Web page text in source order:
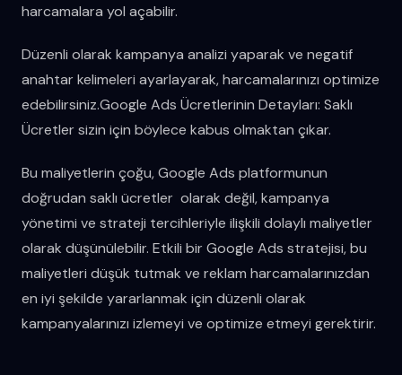
harcamalara yol açabilir.
Düzenli olarak kampanya analizi yaparak ve negatif
anahtar kelimeleri ayarlayarak, harcamalarınızı optimize
edebilirsiniz.Google Ads Ücretlerinin Detayları: Saklı
Ücretler sizin için böylece kabus olmaktan çıkar.
Bu maliyetlerin çoğu, Google Ads platformunun
doğrudan saklı ücretler olarak değil, kampanya
yönetimi ve strateji tercihleriyle ilişkili dolaylı maliyetler
olarak düşünülebilir. Etkili bir Google Ads stratejisi, bu
maliyetleri düşük tutmak ve reklam harcamalarınızdan
en iyi şekilde yararlanmak için düzenli olarak
kampanyalarınızı izlemeyi ve optimize etmeyi gerektirir.